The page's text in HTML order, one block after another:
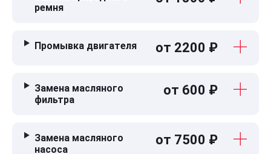
ремня
Промывка двигателя от 2200 ₽
Замена масляного
фильтра
от 600 ₽
Замена масляного
насоса
от 7500 ₽